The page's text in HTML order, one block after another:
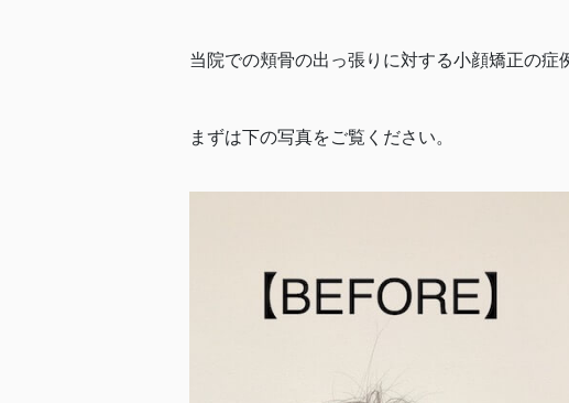
当院での頬骨の出っ張りに対する小顔矯正の症
まずは下の写真をご覧ください。